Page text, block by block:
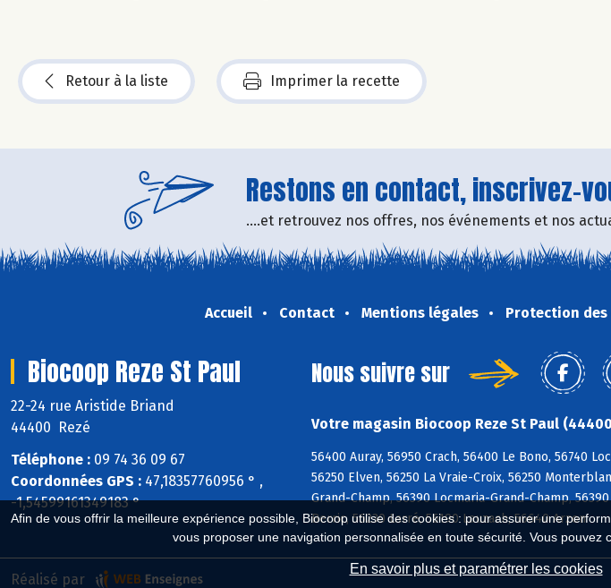
Afin de vous offrir la meilleure expérience possible, Biocoop utilise des cookies : pour assurer une
vous proposer une navigation personnalisée en toute sécurité. Vous
En savoir plus et paramétrer les cookies
Retour à la liste Imprimer la recette
Restons en contact, inscrivez-
....et retrouvez nos offres, nos événements et nos
Accueil Contact Mentions légales Protection des
Biocoop Reze St Paul
22-24 rue Aristide Briand
44400 Rezé
Téléphone : 09 74 36 09 67
Coordonnées GPS : 47,18357760956 ° ,
-1,54599161349183 °
Nous suivre sur
Votre magasin Biocoop Reze St Paul
56400 Auray, 56950 Crach, 56400 Le Bono, 56740
56250 Elven, 56250 La Vraie-Croix, 56250
Grand-Champ, 56390 Locmaria-Grand-Champ,
Berric, 56230 Larré, 56190 Lauzach, 56640 Arzon
Réalisé par